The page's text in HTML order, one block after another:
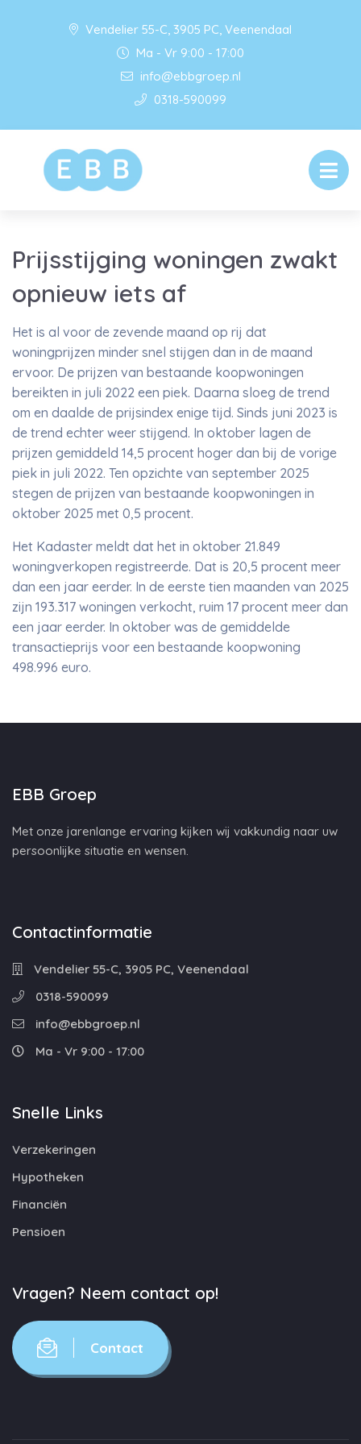
Vendelier 55-C, 3905 PC, Veenendaal
Ma - Vr 9:00 - 17:00
info@ebbgroep.nl
0318-590099
Prijsstijging woningen zwakt
opnieuw iets af
Het is al voor de zevende maand op rij dat
woningprijzen minder snel stijgen dan in de maand
ervoor. De prijzen van bestaande koopwoningen
bereikten in juli 2022 een piek. Daarna sloeg de trend
om en daalde de prijsindex enige tijd. Sinds juni 2023 is
de trend echter weer stijgend. In oktober lagen de
prijzen gemiddeld 14,5 procent hoger dan bij de vorige
piek in juli 2022. Ten opzichte van september 2025
stegen de prijzen van bestaande koopwoningen in
oktober 2025 met 0,5 procent.
Het Kadaster meldt dat het in oktober 21.849
woningverkopen registreerde. Dat is 20,5 procent meer
dan een jaar eerder. In de eerste tien maanden van 2025
zijn 193.317 woningen verkocht, ruim 17 procent meer dan
een jaar eerder. In oktober was de gemiddelde
transactieprijs voor een bestaande koopwoning
498.996 euro.
EBB Groep
Met onze jarenlange ervaring kijken wij vakkundig naar uw
persoonlijke situatie en wensen.
Contactinformatie
Vendelier 55-C, 3905 PC, Veenendaal
0318-590099
info@ebbgroep.nl
Ma - Vr 9:00 - 17:00
Snelle Links
Verzekeringen
Hypotheken
Financiën
Pensioen
Vragen? Neem contact op!
Contact